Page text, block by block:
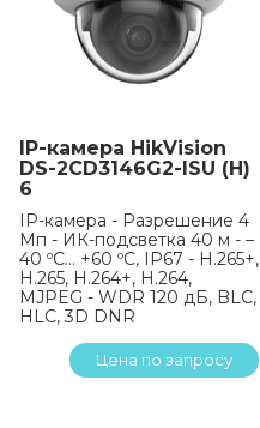
IP-камера HikVision
DS-2CD3146G2-ISU (H)
6
IP-камера - Разрешение 4
Мп - ИК-подсветка 40 м - –
40 ºC… +60 ºC, IP67 - H.265+,
H.265, H.264+, H.264,
MJPEG - WDR 120 дБ, BLC,
HLC, 3D DNR
Цена по запросу